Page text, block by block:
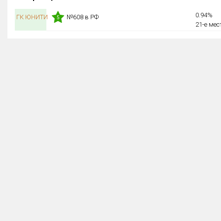
ГК ЮНИТИ 5 №608 в РФ
0.94%
21-е